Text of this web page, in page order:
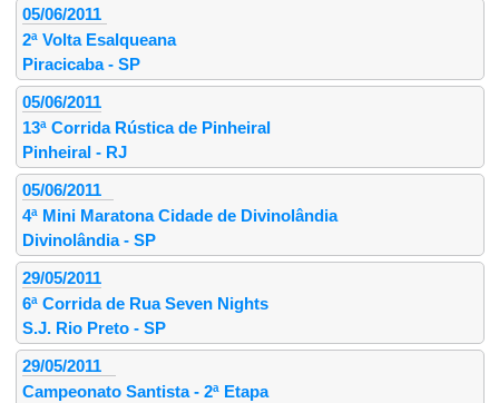
05/06/2011
2ª Volta Esalqueana
Piracicaba - SP
05/06/2011
13ª Corrida Rústica de Pinheiral
Pinheiral - RJ
05/06/2011
4ª Mini Maratona Cidade de Divinolândia
Divinolândia - SP
29/05/2011
6ª Corrida de Rua Seven Nights
S.J. Rio Preto - SP
29/05/2011
Campeonato Santista - 2ª Etapa